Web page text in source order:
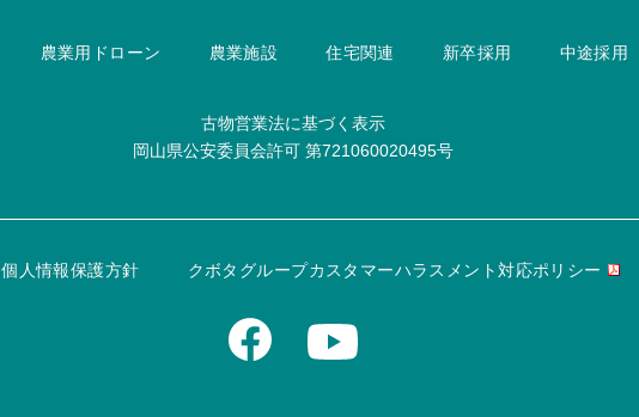
農業用ドローン 農業施設 住宅関連 新卒採用 中途採用
古物営業法に基づく表示
岡山県公安委員会許可 第721060020495号
個人情報保護方針 クボタグループカスタマーハラスメント対応ポリシー